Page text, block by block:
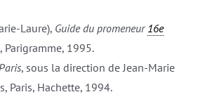
Laure), Guide du promeneur 16e
Parigramme, 1995.
, sous la direction de Jean-Marie
Paris, Hachette, 1994.